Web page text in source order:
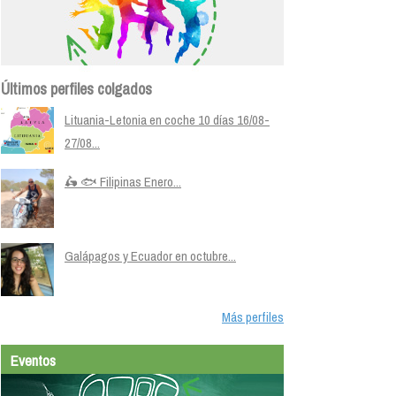
Últimos perfiles colgados
Lituania-Letonia en coche 10 días 16/08-
27/08...
🛵 🐟 Filipinas Enero...
Galápagos y Ecuador en octubre...
Más perfiles
Eventos